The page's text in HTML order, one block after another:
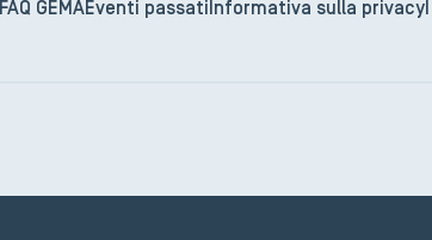
FAQ GEMAEventi passati Informativa sulla privacy